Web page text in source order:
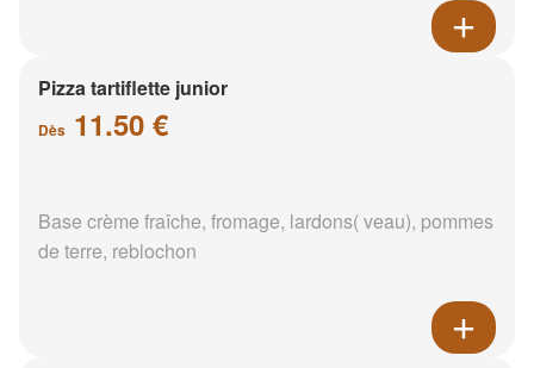
Pizza tartiflette junior
Dès 11.50 €
Base crème fraîche, fromage, lardons( veau), pommes
de terre, reblochon